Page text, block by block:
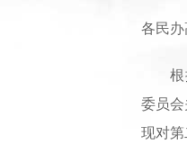
各民办
根据
委员
现对第